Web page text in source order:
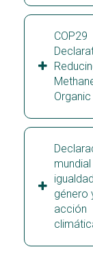
COP29
género
acción